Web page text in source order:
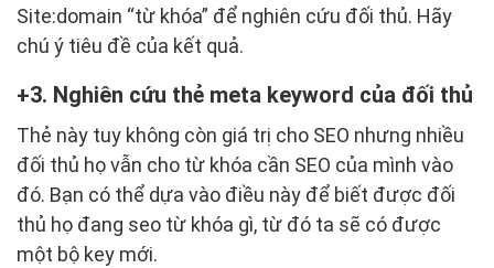
Site:domain “từ khóa” để nghiên cứu đối thủ. Hãy
chú ý tiêu đề của kết quả.
3. Nghiên cứu thẻ meta keyword của đối thủ
Thẻ này tuy không còn giá trị cho SEO nhưng nhiều
đối thủ họ vẫn cho từ khóa cần SEO của mình vào
đó. Bạn có thể dựa vào điều này để biết được đối
thủ họ đang seo từ khóa gì, từ đó ta sẽ có được
một bộ key mới.